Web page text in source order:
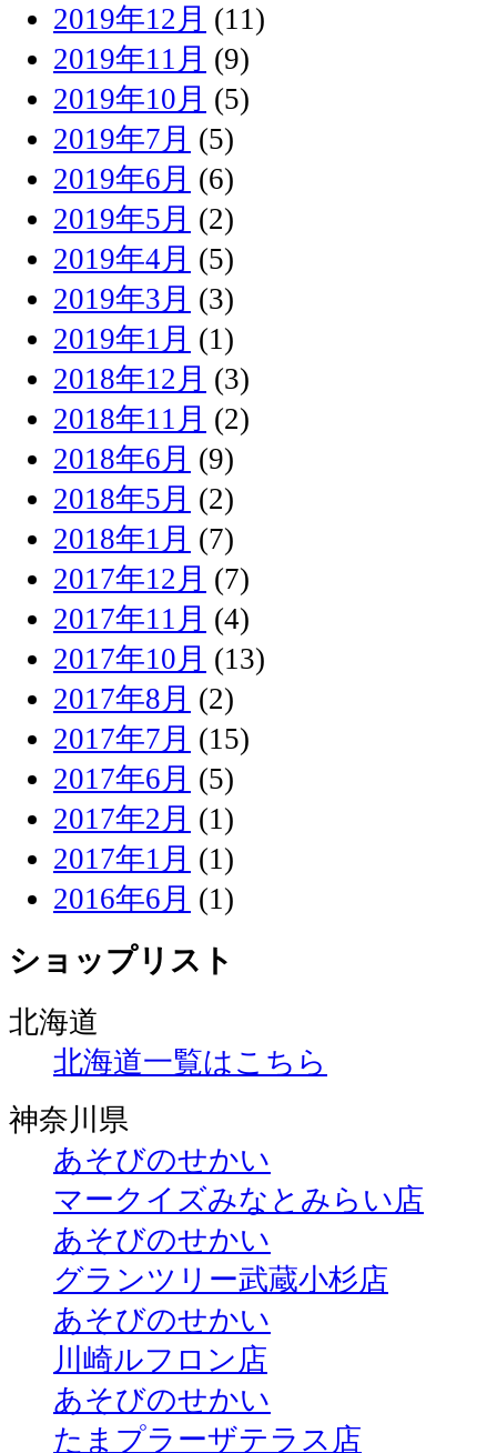
2019年12月 (11)
2019年11月 (9)
2019年10月 (5)
2019年7月 (5)
2019年6月 (6)
2019年5月 (2)
2019年4月 (5)
2019年3月 (3)
2019年1月 (1)
2018年12月 (3)
2018年11月 (2)
2018年6月 (9)
2018年5月 (2)
2018年1月 (7)
2017年12月 (7)
2017年11月 (4)
2017年10月 (13)
2017年8月 (2)
2017年7月 (15)
2017年6月 (5)
2017年2月 (1)
2017年1月 (1)
2016年6月 (1)
ショップリスト
北海道
北海道一覧はこちら
神奈川県
あそびのせかい
マークイズみなとみらい店
あそびのせかい
グランツリー武蔵小杉店
あそびのせかい
川崎ルフロン店
あそびのせかい
たまプラーザテラス店